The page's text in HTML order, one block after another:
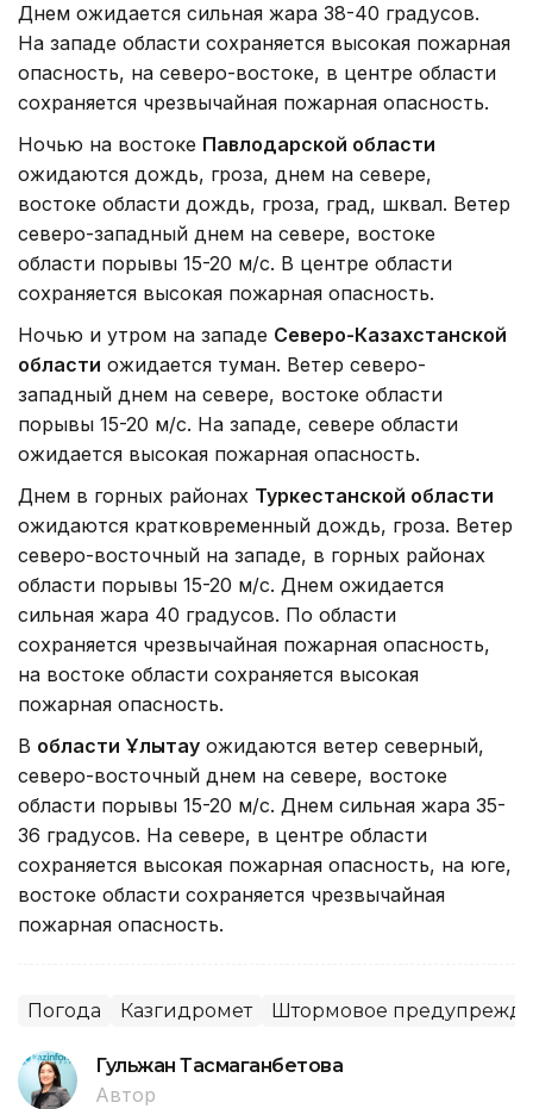
Днем ожидается сильная жара 38-40 градусов.
На западе области сохраняется высокая пожарная
опасность, на северо-востоке, в центре области
сохраняется чрезвычайная пожарная опасность.
Ночью на востоке Павлодарской области
ожидаются дождь, гроза, днем на севере,
востоке области дождь, гроза, град, шквал. Ветер
северо-западный днем на севере, востоке
области порывы 15-20 м/с. В центре области
сохраняется высокая пожарная опасность.
Ночью и утром на западе Северо-Казахстанской
области ожидается туман. Ветер северо-
западный днем на севере, востоке области
порывы 15-20 м/с. На западе, севере области
ожидается высокая пожарная опасность.
Днем в горных районах Туркестанской области
ожидаются кратковременный дождь, гроза. Ветер
северо-восточный на западе, в горных районах
области порывы 15-20 м/с. Днем ожидается
сильная жара 40 градусов. По области
сохраняется чрезвычайная пожарная опасность,
на востоке области сохраняется высокая
пожарная опасность.
В области Ұлытау ожидаются ветер северный,
северо-восточный днем на севере, востоке
области порывы 15-20 м/с. Днем сильная жара 35-
36 градусов. На севере, в центре области
сохраняется высокая пожарная опасность, на юге,
востоке области сохраняется чрезвычайная
пожарная опасность.
Погода Казгидромет Штормовое
Гульжан Тасмаганбетова
Автор